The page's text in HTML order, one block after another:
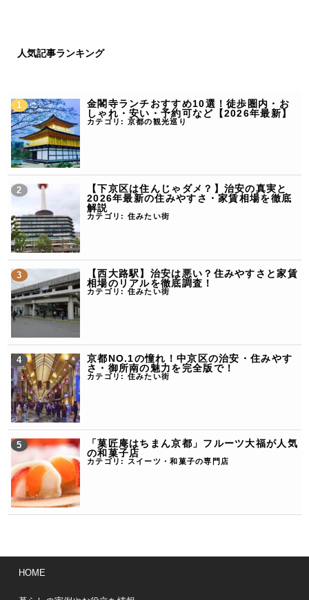
人気記事ランキング
金閣寺ランチおすすめ10選！徒歩圏内・お
しゃれ・安い・予約可など【2026年最新】
カテゴリ: 京都の観光巡り
【下京区は住んじゃダメ？】治安の真実と
2026年最新の住みやすさ・家賃相場を徹底
解説
カテゴリ: 住みたい街
【西大路駅】治安は悪い？住みやすさと家賃
相場のリアルを徹底調査！
カテゴリ: 住みたい街
京都NO.1の憧れ！中京区の治安・住みやす
さ・御所南の魅力を完全版で！
カテゴリ: 住みたい街
「菓匠庵はちまん京都」フルーツ大福が人気
の和菓子店
カテゴリ: スイーツ・和菓子の専門店
HOME